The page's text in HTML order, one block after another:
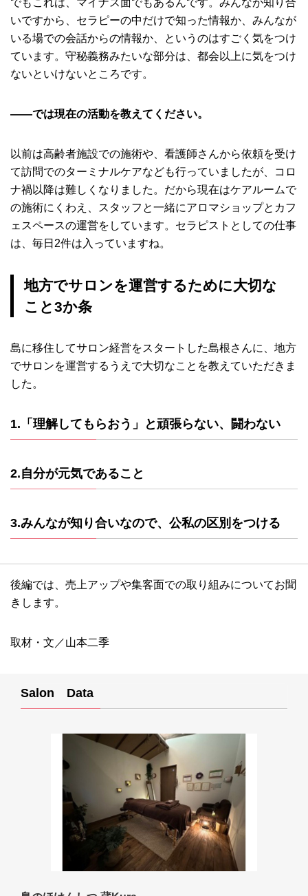
いですから、セラピーの中だけで知った情報か、みんなが
いる場での会話からの情報か、というのはすごく気をつけ
ています。守秘義務みたいな部分は、都会以上に気をつけ
ないといけないところです。
――では現在の活動を教えてください。
以前は高齢者施設での施術や、看護師さんから依頼を受け
て訪問でのターミナルケアなども行っていましたが、コロ
ナ禍以降は難しくなりました。だから現在はケアルームで
の施術にくわえ、スタッフと一緒にアロマショップとカフ
ェスペースの運営をしています。セラピストとしての仕事
は、毎日2件は入っていますね。
地方でサロンを運営するために大切な
こと3か条
島に移住してサロン経営をスタートした島根さんに、地方
でサロンを運営するうえで大切なことを教えていただきま
した。
1.「理解してもらおう」と頑張らない、闘わない
2.自分が元気であること
3.みんなが知り合いなので、公私の区別をつける
後編では、売上アップや集客面での取り組みについてお聞
きします。
取材・文／山本二季
Salon Data